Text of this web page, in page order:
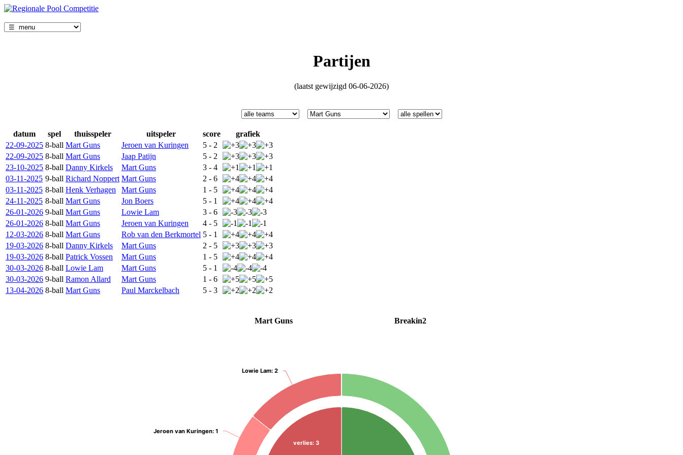
Partijen
(laatst gewijzigd 06-06-2026)
datum spel thuisspeler uitspeler score
grafiek
22-09-2025 8-ball Mart Guns Jeroen van Kuringen
5 - 2
22-09-2025 8-ball Mart Guns Jaap Patijn
5 - 2
23-10-2025 8-ball Danny Kirkels Mart Guns
3 - 4
03-11-2025 9-ball Richard Noppert Mart Guns
2 - 6
03-11-2025 8-ball Henk Verhagen Mart Guns
1 - 5
24-11-2025 8-ball Mart Guns Jon Boers
5 - 1
26-01-2026 9-ball Mart Guns Lowie Lam
3 - 6
26-01-2026 8-ball Mart Guns Jeroen van Kuringen
4 - 5
12-03-2026 8-ball Mart Guns Rob van den Berkmortel 5 - 1
19-03-2026 8-ball Danny Kirkels Mart Guns
2 - 5
19-03-2026 8-ball Patrick Vossen Mart Guns
1 - 5
30-03-2026 8-ball Lowie Lam Mart Guns
5 - 1
30-03-2026 9-ball Ramon Allard Mart Guns
1 - 6
13-04-2026 8-ball Mart Guns Paul Marckelbach 5 - 3
Mart Guns Breakin2
verlies:3
Jeroen van Kuringen:1
Jeroen van Kuringen:1
Lowie Lam:2
Lowie Lam:2